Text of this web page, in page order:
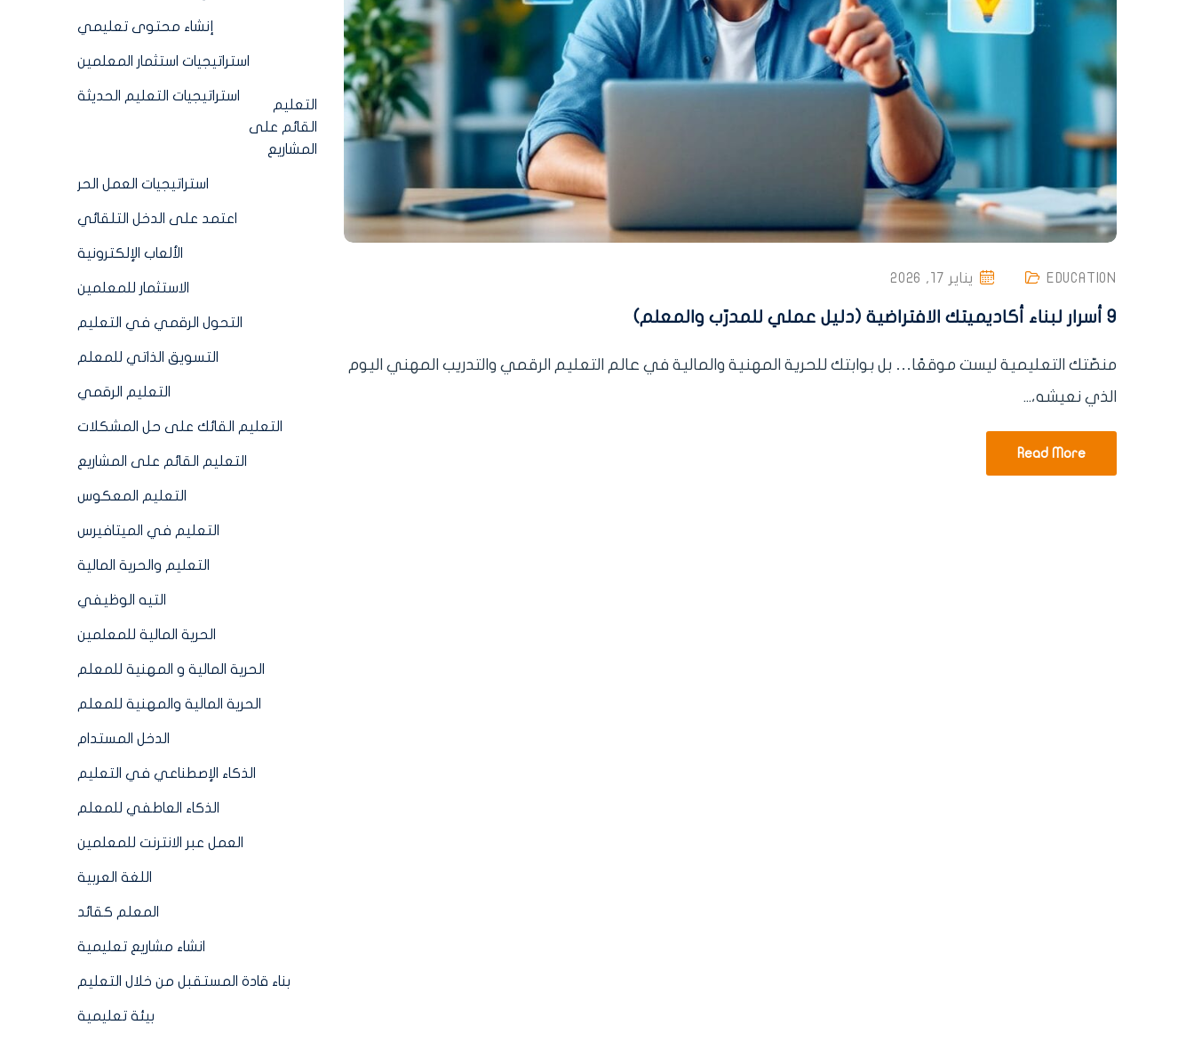
EDUCATION يناير 17, 2026
9 أسرار لبناء أكاديميتك الافتراضية (دليل عملي للمدرّب والمعلم)
منصّتك التعليمية ليست موقعًا… بل بوابتك للحرية المهنية والمالية في عالم التعليم الرقمي والتدريب المهني اليوم
الذي نعيشه،...
Read More
إنشاء محتوى تعليمي
استراتيجيات استثمار المعلمين
استراتيجيات التعليم الحديثة
التعليم
القائم على
المشاريع
استراتيجيات العمل الحر
اعتمد على الدخل التلقائي
الألعاب الإلكترونية
الاستثمار للمعلمين
التحول الرقمي في التعليم
التسويق الذاتي للمعلم
التعليم الرقمي
التعليم القائك على حل المشكلات
التعليم القائم على المشاريع
التعليم المعكوس
التعليم في الميتافيرس
التعليم والحرية المالية
التيه الوظيفي
الحرية المالية للمعلمين
الحرية المالية و المهنية للمعلم
الحرية المالية والمهنية للمعلم
الدخل المستدام
الذكاء الإصطناعي في التعليم
الذكاء العاطفي للمعلم
العمل عبر الانترنت للمعلمين
اللغة العربية
المعلم كقائد
انشاء مشاريع تعليمية
بناء قادة المستقبل من خلال التعليم
بيئة تعليمية